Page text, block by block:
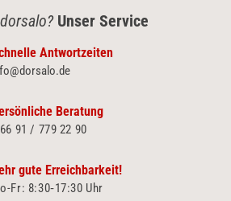
Unser Service
Antwortzeiten
Beratung
91 / 779 22 90
gute Erreichbarkeit!
Fr: 8:30‑17:30 Uhr